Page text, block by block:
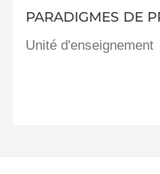
PARADIGMES DE
Unité d'enseignement